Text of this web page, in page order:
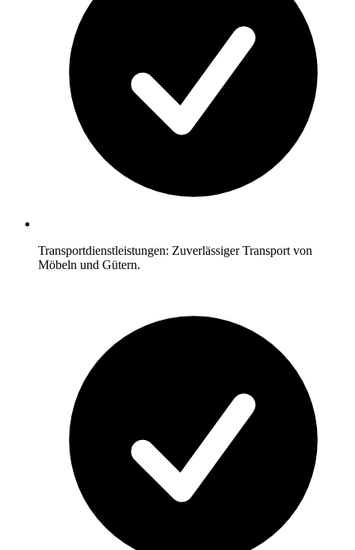
Transportdienstleistungen: Zuverlässiger Transport von
Möbeln und Gütern.